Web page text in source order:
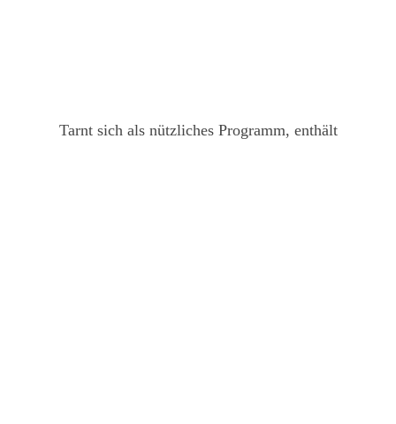
Tarnt sich als nützliches Programm, enthält